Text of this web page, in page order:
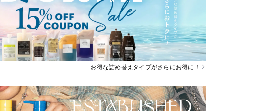
お得な詰め替えタイプがさらにお得に！